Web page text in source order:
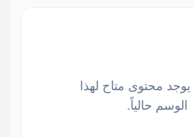
يوجد محتوى متاح لهذا
الوسم حالياً.